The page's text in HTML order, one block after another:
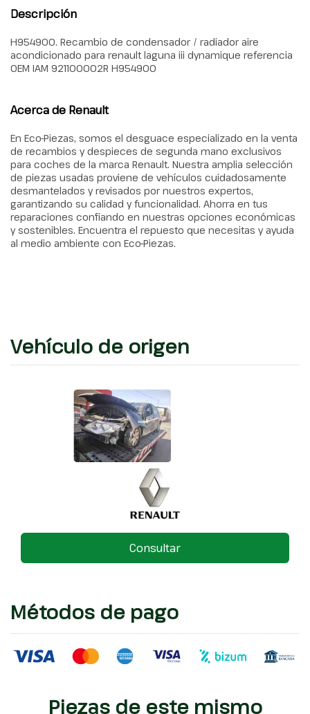
Descripción
H954900. Recambio de condensador / radiador aire
acondicionado para renault laguna iii dynamique referencia
OEM IAM 921100002R H954900
Acerca de Renault
En Eco-Piezas, somos el desguace especializado en la venta
de recambios y despieces de segunda mano exclusivos
para coches de la marca Renault. Nuestra amplia selección
de piezas usadas proviene de vehículos cuidadosamente
desmantelados y revisados por nuestros expertos,
garantizando su calidad y funcionalidad. Ahorra en tus
reparaciones confiando en nuestras opciones económicas
y sostenibles. Encuentra el repuesto que necesitas y ayuda
al medio ambiente con Eco-Piezas.
Vehículo de origen
Consultar
Métodos de pago
Piezas de este mismo